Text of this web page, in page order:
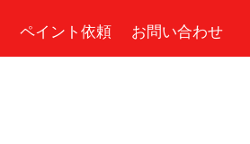
ペイント依頼 お問い合わせ